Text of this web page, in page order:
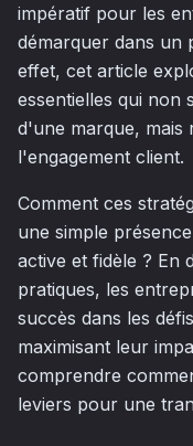
impératif pour les
démarquer dans un
effet, cet article
essentielles qui non
d'une marque, mais
l'engagement client.
Comment ces
une simple
active et fidèle ? En
pratiques, les
succès dans les
maximisant leur
comprendre
leviers pour une